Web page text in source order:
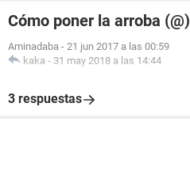
Cómo poner la arroba (@)
Aminadaba - 21 jun 2017 a las 00:59
kaka - 31 may 2018 a las 14:44
3 respuestas